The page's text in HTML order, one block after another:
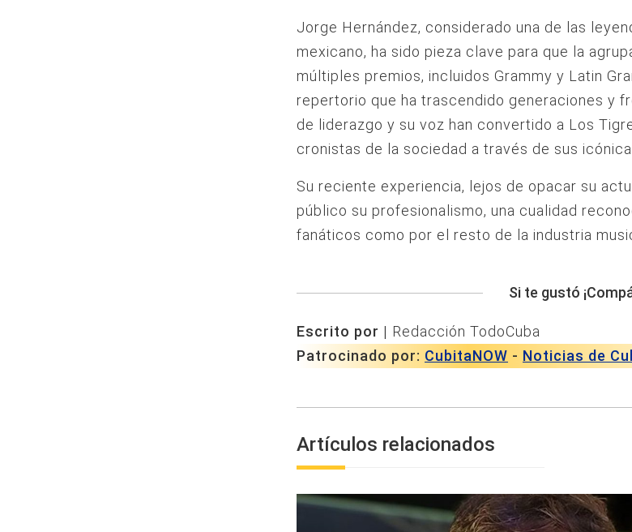
Jorge Hernández, considerado una de las
mexicano, ha sido pieza clave para que la
múltiples premios, incluidos Grammy y Latin
repertorio que ha trascendido generaciones y
de liderazgo y su voz han convertido a Los
cronistas de la sociedad a través de sus
Su reciente experiencia, lejos de opacar su
público su profesionalismo, una cualidad
fanáticos como por el resto de la industria
Si te gustó
Escrito por | Redacción TodoCuba
Patrocinado por: CubitaNOW - Noticias de
Artículos relacionados